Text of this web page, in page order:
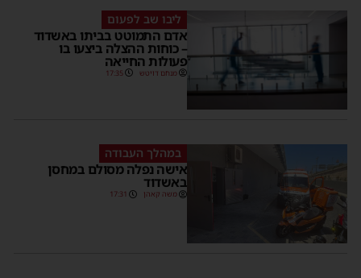
ליבו שב לפעום
אדם התמוטט בביתו באשדוד
– כוחות ההצלה ביצעו בו
פעולות החייאה
מנחם דויטש 17:35
במהלך העבודה
אישה נפלה מסולם במחסן
באשדוד
משה קאהן 17:31